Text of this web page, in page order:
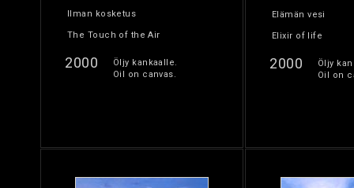
Ilman kosketus
The Touch of the Air
2000
Öljy kankaalle.
Oil on canvas.
Elämän vesi
Elixir of life
2000
Öljy
Oil on